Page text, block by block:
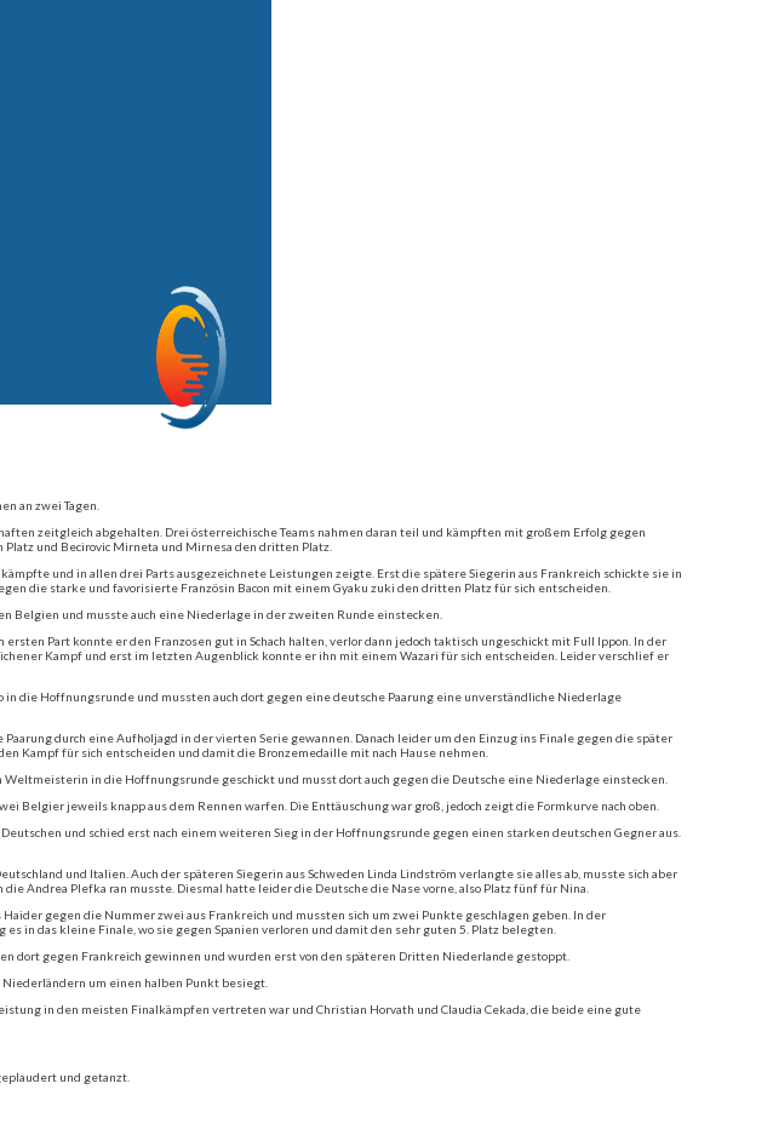
an zwei Tagen.
zeitgleich abgehalten. Drei österreichische Teams nahmen daran teil und kämpften mit großem Erfolg gegen
und Becirovic Mirneta und Mirnesa den dritten Platz.
und in allen drei Parts ausgezeichnete Leistungen zeigte. Erst die spätere Siegerin aus Frankreich schickte sie in
die starke und favorisierte Französin Bacon mit einem Gyaku zuki den dritten Platz für sich entscheiden.
Belgien und musste auch eine Niederlage in der zweiten Runde einstecken.
Part konnte er den Franzosen gut in Schach halten, verlor dann jedoch taktisch ungeschickt mit Full Ippon. In der
Kampf und erst im letzten Augenblick konnte er ihn mit einem Wazari für sich entscheiden. Leider verschlief er
die Hoffnungsrunde und mussten auch dort gegen eine deutsche Paarung eine unverständliche Niederlage
durch eine Aufholjagd in der vierten Serie gewannen. Danach leider um den Einzug ins Finale gegen die später
für sich entscheiden und damit die Bronzemedaille mit nach Hause nehmen.
in die Hoffnungsrunde geschickt und musst dort auch gegen die Deutsche eine Niederlage einstecken.
Belgier jeweils knapp aus dem Rennen warfen. Die Enttäuschung war groß, jedoch zeigt die Formkurve nach oben.
und schied erst nach einem weiteren Sieg in der Hoffnungsrunde gegen einen starken deutschen Gegner aus.
und Italien. Auch der späteren Siegerin aus Schweden Linda Lindström verlangte sie alles ab, musste sich aber
Andrea Plefka ran musste. Diesmal hatte leider die Deutsche die Nase vorne, also Platz fünf für Nina.
gegen die Nummer zwei aus Frankreich und mussten sich um zwei Punkte geschlagen geben. In der
in das kleine Finale, wo sie gegen Spanien verloren und damit den sehr guten 5. Platz belegten.
dort gegen Frankreich gewinnen und wurden erst von den späteren Dritten Niederlande gestoppt.
um einen halben Punkt besiegt.
in den meisten Finalkämpfen vertreten war und Christian Horvath und Claudia Cekada, die beide eine gute
und getanzt.